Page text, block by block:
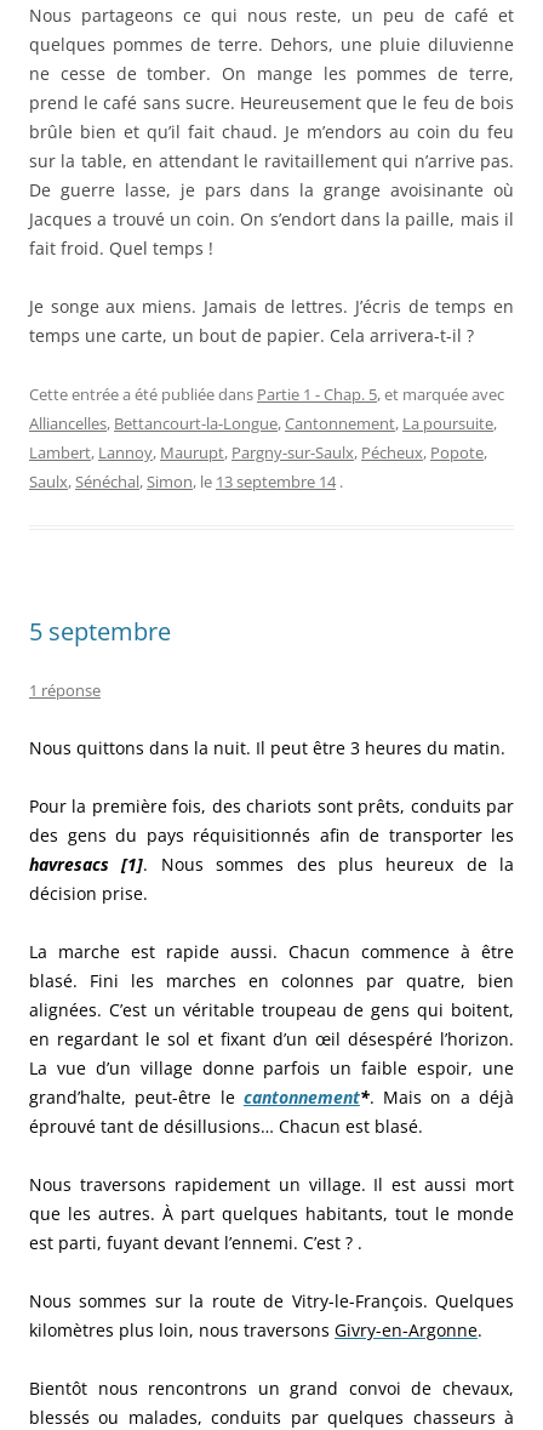
Nous partageons ce qui nous reste, un peu de café et
quelques pommes de terre. Dehors, une pluie diluvienne
ne cesse de tomber. On mange les pommes de terre,
prend le café sans sucre. Heureusement que le feu de bois
brûle bien et qu’il fait chaud. Je m’endors au coin du feu
sur la table, en attendant le ravitaillement qui n’arrive pas.
De guerre lasse, je pars dans la grange avoisinante où
Jacques a trouvé un coin. On s’endort dans la paille, mais il
fait froid. Quel temps !
Je songe aux miens. Jamais de lettres. J’écris de temps en
temps une carte, un bout de papier. Cela arrivera-t-il ?
Cette entrée a été publiée dans Partie 1 - Chap. 5, et marquée avec
Alliancelles, Bettancourt-la-Longue,Cantonnement, La poursuite,
Lambert, Lannoy, Maurupt, Pargny-sur-Saulx, Pécheux, Popote,
Saulx,Sénéchal,Simon, le 13 septembre 14 .
5 septembre
1 réponse
Nous quittons dans la nuit. Il peut être 3 heures du matin.
Pour la première fois, des chariots sont prêts, conduits par
des gens du pays réquisitionnés afin de transporter les
havresacs [1]. Nous sommes des plus heureux de la
décision prise.
La marche est rapide aussi. Chacun commence à être
blasé. Fini les marches en colonnes par quatre, bien
alignées. C’est un véritable troupeau de gens qui boitent,
en regardant le sol et fixant d’un œil désespéré l’horizon.
La vue d’un village donne parfois un faible espoir, une
grand’halte, peut-être le cantonnement*. Mais on a déjà
éprouvé tant de désillusions… Chacun est blasé.
Nous traversons rapidement un village. Il est aussi mort
que les autres. À part quelques habitants, tout le monde
est parti, fuyant devant l’ennemi. C’est ? .
Nous sommes sur la route de Vitry-le-François. Quelques
kilomètres plus loin, nous traversons Givry-en-Argonne.
Bientôt nous rencontrons un grand convoi de chevaux,
blessés ou malades, conduits par quelques chasseurs à